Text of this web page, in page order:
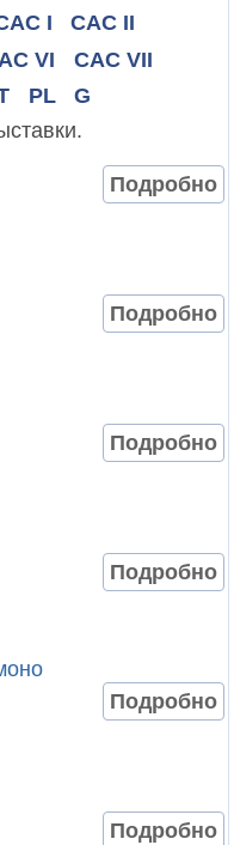
I
CAC II
VI
CAC VII
PL
G
Подробно
Подробно
Подробно
Подробно
Подробно
Подробно